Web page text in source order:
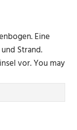
Eine
Strand.
vor. You may